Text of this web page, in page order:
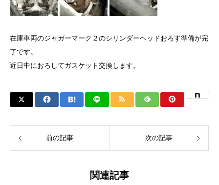
在庫車両のジャガーマーク２のシリンダーヘッドおろす準備が完
了です。
近日中におろしてガスケット交換します。
前の記事 次の記事
関連記事